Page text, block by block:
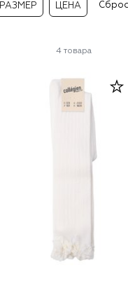
РАЗМЕР ЦЕНА
4 товара